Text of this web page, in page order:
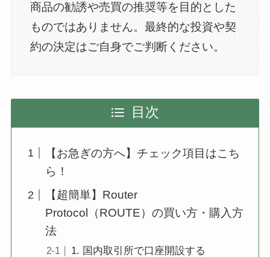
商品の勧誘や売買の推奨等を目的とした
ものではありません。最終的な投資や契
約の決定はご自身でご判断ください。
目次
【お急ぎの方へ】チェック項目はこち
ら！
【超簡単】Router
Protocol（ROUTE）の買い方・購入方
法
1. 国内取引所で口座開設する